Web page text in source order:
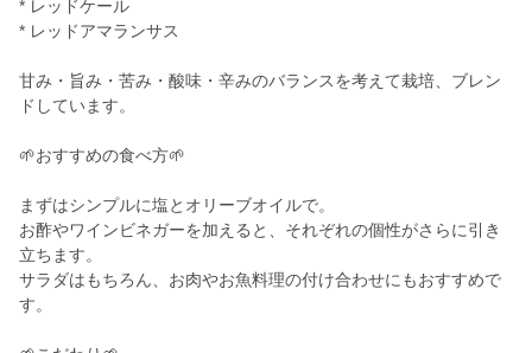
* レッドケール
* レッドアマランサス
甘み・旨み・苦み・酸味・辛みのバランスを考えて栽培、ブレン
ドしています。
🌱おすすめの食べ方🌱
まずはシンプルに塩とオリーブオイルで。
お酢やワインビネガーを加えると、それぞれの個性がさらに引き
立ちます。
サラダはもちろん、お肉やお魚料理の付け合わせにもおすすめで
す。